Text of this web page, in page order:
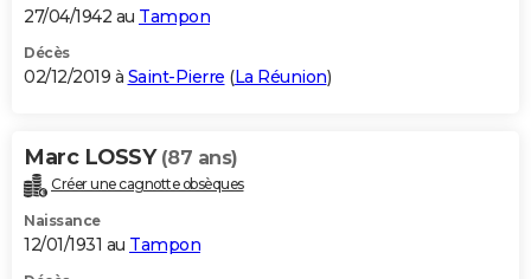
27/04/1942 au Tampon
Décès
02/12/2019 à Saint-Pierre (La Réunion)
Marc LOSSY (87 ans)
Créer une cagnotte obsèques
Naissance
12/01/1931 au Tampon